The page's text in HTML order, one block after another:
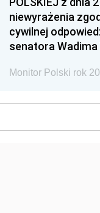
niewyrażenia
cywilnej
senatora
Monitor Polski rok